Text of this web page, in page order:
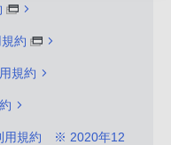
約
規約
用規約 ※ 2020年12